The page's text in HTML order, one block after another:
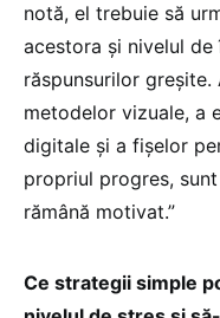
notă, el trebuie să
acestora și nivelul
răspunsurilor
metodelor vizuale, a
digitale și a fișelor
propriul progres,
rămână motivat.”
Ce strategii simple